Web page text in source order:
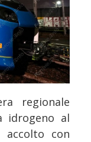
regionale
idrogeno al
con